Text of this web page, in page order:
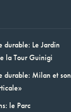
durable: Le Jardin
la Tour Guinigi
durable: Milan et son
le Parc